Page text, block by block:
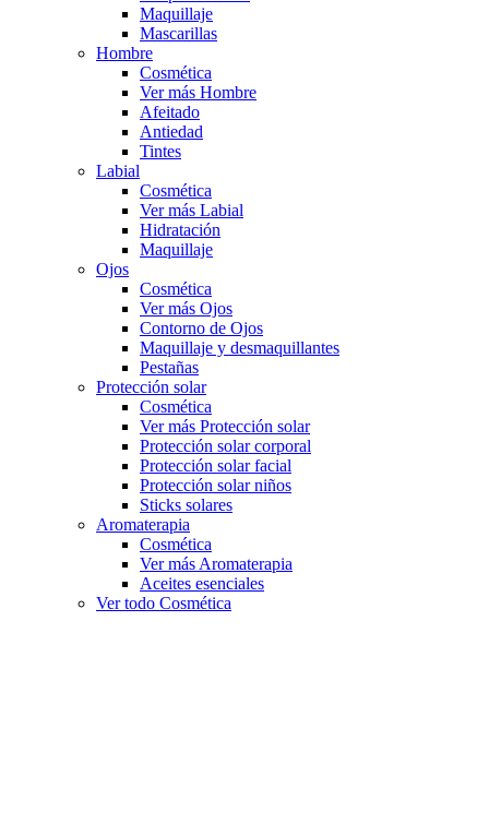
Maquillaje
Mascarillas
Hombre
Cosmética
Ver más Hombre
Afeitado
Antiedad
Tintes
Labial
Cosmética
Ver más Labial
Hidratación
Maquillaje
Ojos
Cosmética
Ver más Ojos
Contorno de Ojos
Maquillaje y desmaquillantes
Pestañas
Protección solar
Cosmética
Ver más Protección solar
Protección solar corporal
Protección solar facial
Protección solar niños
Sticks solares
Aromaterapia
Cosmética
Ver más Aromaterapia
Aceites esenciales
Ver todo Cosmética